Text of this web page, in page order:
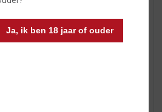
Ja, ik ben 18 jaar of ouder